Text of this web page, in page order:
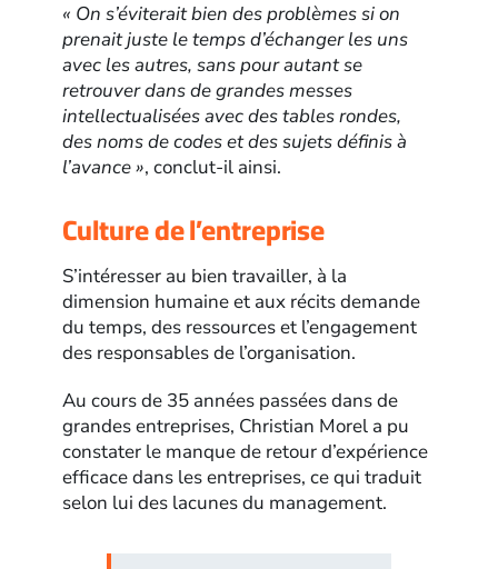
« On s’éviterait bien des problèmes si on
prenait juste le temps d’échanger les uns
avec les autres, sans pour autant se
retrouver dans de grandes messes
intellectualisées avec des tables rondes,
des noms de codes et des sujets définis à
l’avance », conclut-il ainsi.
Culture de l’entreprise
S’intéresser au bien travailler, à la
dimension humaine et aux récits demande
du temps, des ressources et l’engagement
des responsables de l’organisation.
Au cours de 35 années passées dans de
grandes entreprises, Christian Morel a pu
constater le manque de retour d’expérience
efficace dans les entreprises, ce qui traduit
selon lui des lacunes du management.